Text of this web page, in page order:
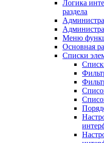
Логика
раздела
Меню
Основная
Списки